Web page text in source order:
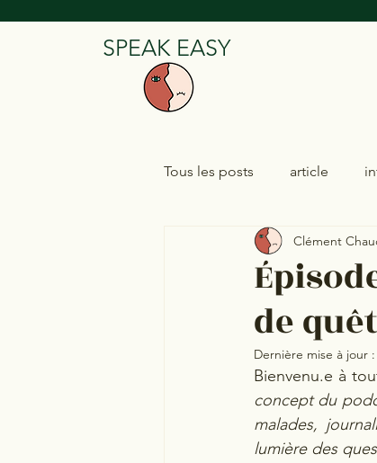
SPEAK EASY
Tous les posts article
de
Clément
Dernière mise à jour :
Bienvenu.e à
concept du
malades,
lumière des